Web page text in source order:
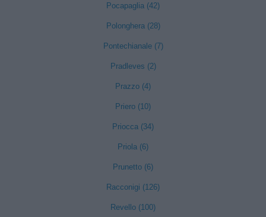
Pocapaglia (42)
Polonghera (28)
Pontechianale (7)
Pradleves (2)
Prazzo (4)
Priero (10)
Priocca (34)
Priola (6)
Prunetto (6)
Racconigi (126)
Revello (100)